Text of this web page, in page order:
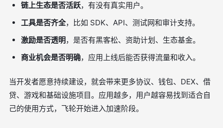
链上生态是否活跃，有没有真实用户。
工具是否齐全，比如 SDK、API、测试网和审计支持。
激励是否透明，是否有黑客松、资助计划、生态基金。
商业机会是否明确，应用上线后能否获得流量和收入。
当开发者愿意持续建设，就会带来更多协议、钱包、DEX、借
贷、游戏和基础设施项目。应用越多，用户越容易找到适合自
己的使用方式，飞轮开始进入加速阶段。